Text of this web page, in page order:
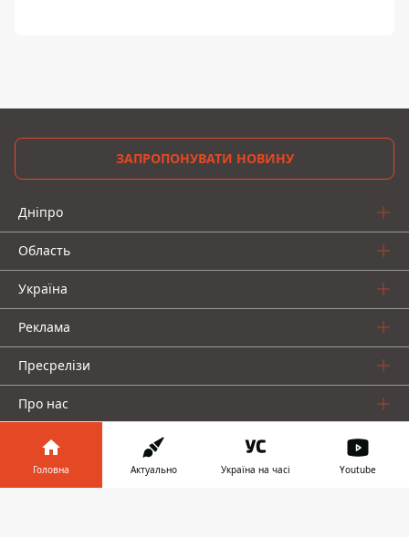
ЗАПРОПОНУВАТИ НОВИНУ
Дніпро
Область
Україна
Реклама
Пресрелізи
Про нас
Головна Актуально Україна на часі Youtube